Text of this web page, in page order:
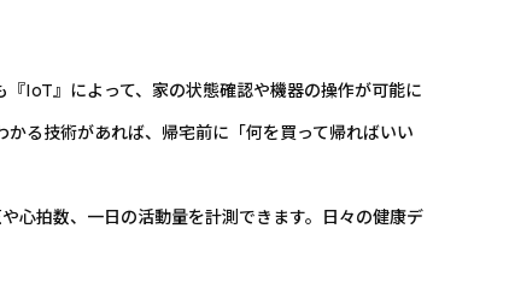
IoT』によって、家の状態確認や機器の操作が可能に
る技術があれば、帰宅前に「何を買って帰ればいい
心拍数、一日の活動量を計測できます。日々の健康デ